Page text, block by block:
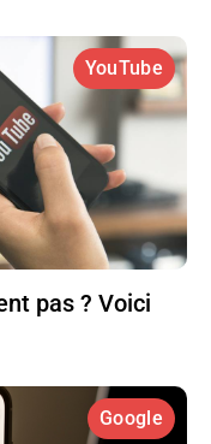
YouTube
pas ? Voici
Google